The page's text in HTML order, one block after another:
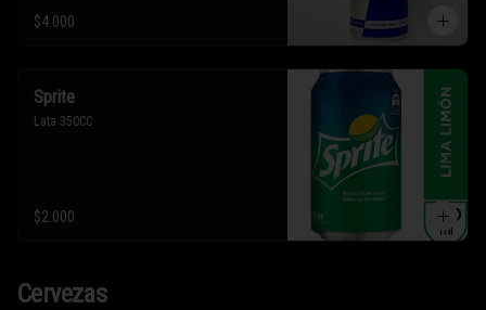
$4.000
Sprite
Lata 350CC
$2.000
Cervezas